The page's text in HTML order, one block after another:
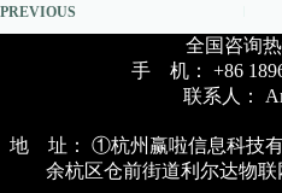
PREVIOUS
全国咨询
手 机： +86
联系人：
地 址： ①杭州赢啦信息科技
余杭区仓前街道利尔达物联